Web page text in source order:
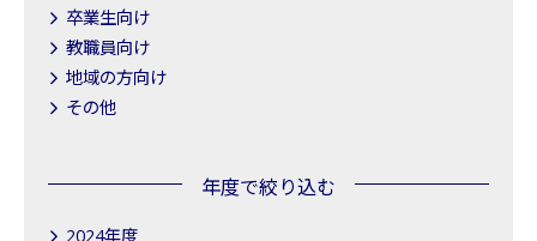
卒業生向け
教職員向け
地域の方向け
その他
年度で絞り込む
2024年度